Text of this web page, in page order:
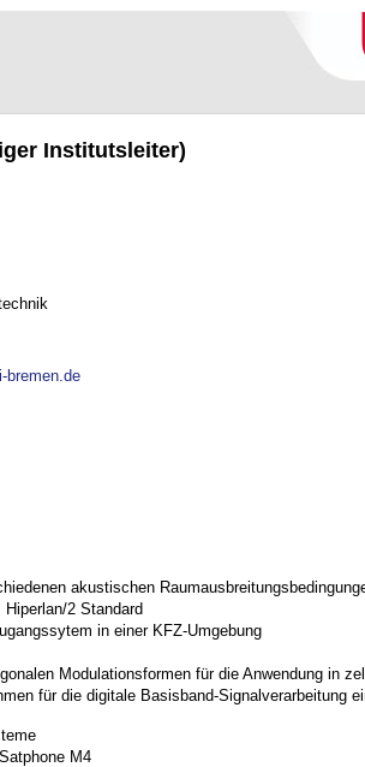
Institutsleiter)
bremen.de
akustischen
2 Standard
in einer KFZ-Umgebung
Modulationsformen für die Anwendung in
für die digitale Basisband-Signalverarbeitung
M4